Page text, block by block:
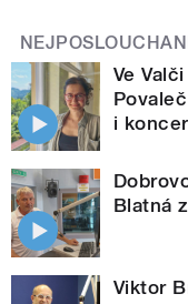
Ve
i
Blatná
Viktor